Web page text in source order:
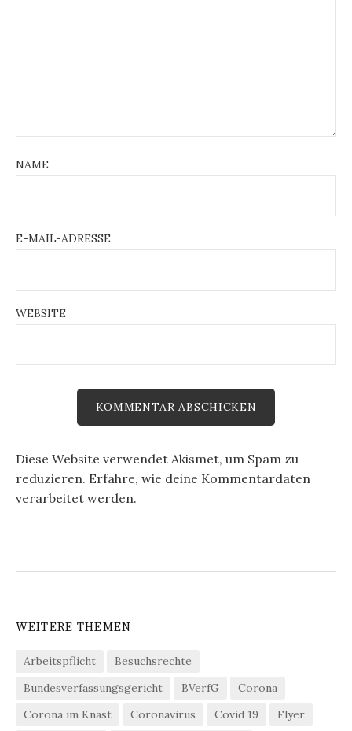
NAME
E-MAIL-ADRESSE
WEBSITE
Diese Website verwendet Akismet, um Spam zu
reduzieren. Erfahre, wie deine Kommentardaten
verarbeitet werden.
WEITERE THEMEN
Arbeitspflicht
Besuchsrechte
Bundesverfassungsgericht
BVerfG
Corona
Corona im Knast
Coronavirus Covid 19
Flyer